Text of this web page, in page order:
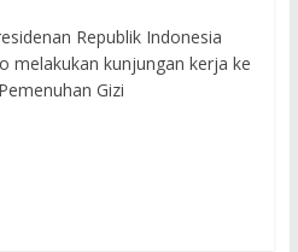
Republik Indonesia
melakukan kunjungan kerja ke
Gizi